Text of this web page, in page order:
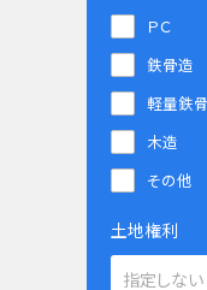
ＰＣ
鉄骨造
軽量鉄
木造
その他
土地権利